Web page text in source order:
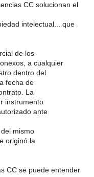
CC solucionan el
intelectual... que
de los
a cualquier
dentro del
fecha de
La
instrumento
ante
mismo
originó la
CC se puede entender